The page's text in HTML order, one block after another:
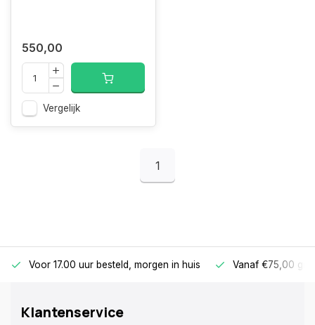
550,00
Vergelijk
1
Voor 17.00 uur besteld, morgen in huis Vanaf €75,00
Klantenservice